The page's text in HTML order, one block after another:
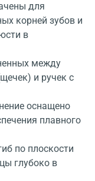
для
корней зубов и
в
между
и ручек с
оснащено
плавного
по плоскости
глубоко в